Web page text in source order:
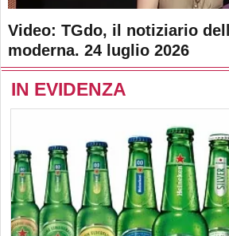
Video: TGdo, il notiziario
moderna. 24 luglio 2026
IN EVIDENZA